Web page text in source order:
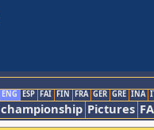
ENG ESP FAI FIN FRA GER GRE INA
championship Pictures